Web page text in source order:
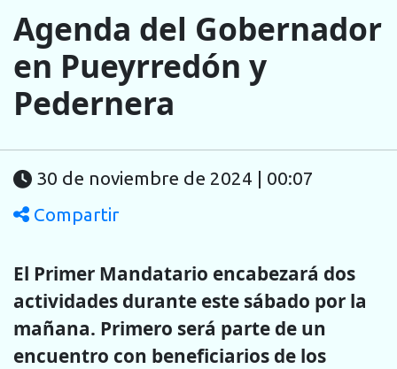
Agenda del Gobernador
en Pueyrredón y
Pedernera
30 de noviembre de 2024 | 00:07
Compartir
El Primer Mandatario encabezará dos
actividades durante este sábado por la
mañana. Primero será parte de un
encuentro con beneficiarios de los